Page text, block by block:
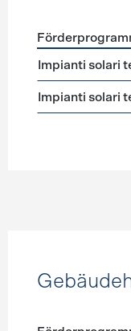
Impianti solari
Impianti solari